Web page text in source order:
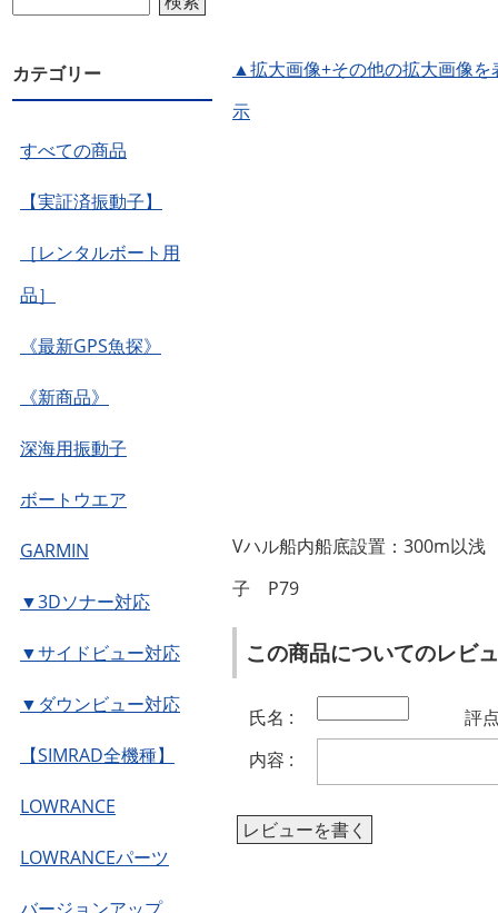
カテゴリー
すべての商品
【実証済振動子】
［レンタルボート用
品］
《最新GPS魚探》
《新商品》
深海用振動子
ボートウエア
GARMIN
▼3Dソナー対応
▼サイドビュー対応
▼ダウンビュー対応
【SIMRAD全機種】
LOWRANCE
LOWRANCEパーツ
バージョンアップ
▲拡大画像+その他の拡大画像を
示
Vハル船内船底設置：300m以
子 P79
この商品についてのレビ
氏名 :
評
内容 :
レビューを書く